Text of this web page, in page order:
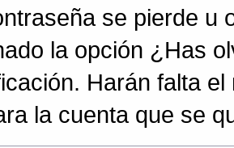
se pierde u
la opción ¿Has
Harán falta
la cuenta que se